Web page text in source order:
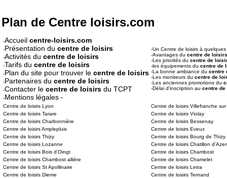
Plan de Centre loisirs.com
-Accueil centre-loisirs.com
-Présentation du centre de loisirs
-Activités du centre de loisirs
-Tarifs du centre de loisirs
-Plan du site pour trouver le centre de loisirs
-Partenaires du centre de loisirs
-Contacter le centre de loisirs du TCPT
-Mentions légales-
-Un Centre de loisirs à
-Avantages du centre de
-Les priorités du centre de
-les équipements du centre de
-La bonne ambiance du centre
-Les moniteurs du centre de
-Les anciennes promotions du
-Délai d'inscription au centre
Centre de loisirs Lyon
Centre de loisirs Villefranche
Centre de loisirs Tarare
Centre de loisirs Violay
Centre de loisirs Charbonnière
Centre de loisirs Bessenay
Centre de loisirs Amplepluis
Centre de loisirs Eveux
Centre de loisirs Thizy
Centre de loisirs Bourg de Thizy
Centre de loisirs Lozanne
Centre de loisirs Chatillon
Centre de loisirs Bois d'Oingt
Centre de loisirs Chambost
Centre de loisirs Chambost allière
Centre de loisirs Chamelet
Centre de loisirs St Apollinaire
Centre de loisirs Letra
Centre de loisirs Dieme
Centre de loisirs Ternand